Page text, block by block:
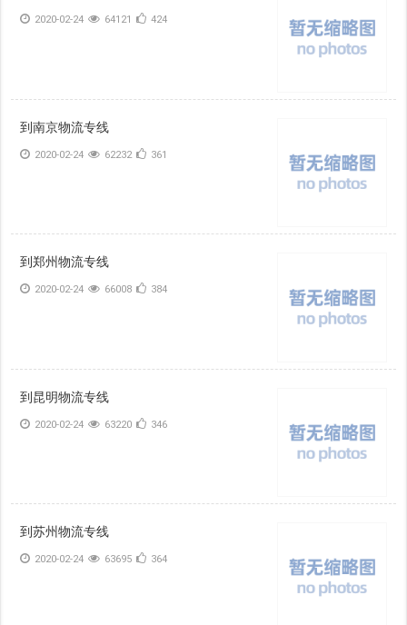
2020-02-24 64121 424
到南京物流专线
2020-02-24 62232 361
到郑州物流专线
2020-02-24 66008 384
到昆明物流专线
2020-02-24 63220 346
到苏州物流专线
2020-02-24 63695 364